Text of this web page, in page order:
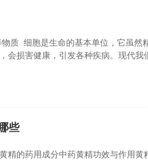
质 细胞是生命的基本单位，它虽然
会损害健康，引发各种疾病。现代我
些
精的药用成分中药黄精功效与作用